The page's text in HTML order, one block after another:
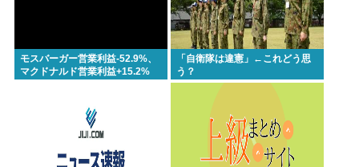
モスバーガー営業利益-52.9%、
マクドナルド営業利益+15.2%
「自衛隊は違憲」←これどう思
う？